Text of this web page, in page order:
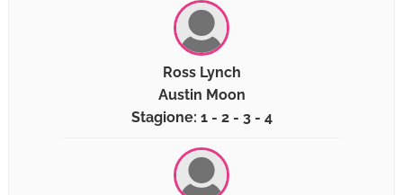
Ross Lynch
Austin Moon
Stagione: 1 - 2 - 3 - 4